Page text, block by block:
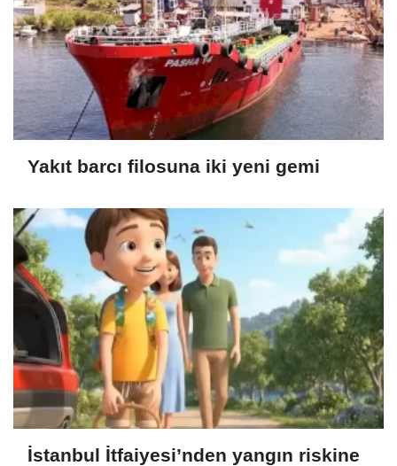
Yakıt barcı filosuna iki yeni gemi
İstanbul İtfaiyesi’nden yangın riskine